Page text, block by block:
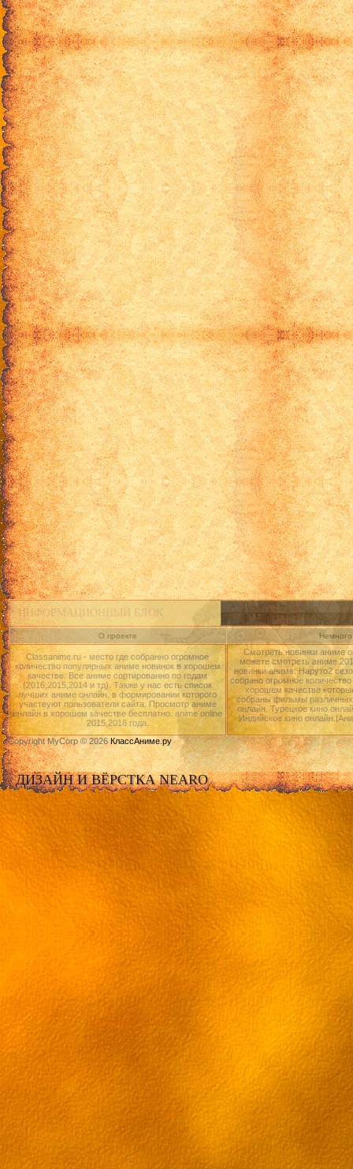
ИНФОРМАЦИОННЫЙ БЛОК
О проекте
Classanime.ru - место где собранно огромное
количество популярных аниме новинок в хорошем
качестве. Все аниме сортированно по годам
(2016,2015,2014 и тд). Также у нас есть список
лучших аниме онлайн, в формировании которого
участвуют пользователи сайта. Просмотр аниме
онлайн в хорошем качестве бесплатно. anime online
2015,2016 года.
Смотреть новинки аниме
можете смотреть аниме
новинки аниме: Наруто2
собрано огромное
хорошем качестве
собраны фильмы различных
онлайн, Турецкое кино
Индийское кино
Copyright MyCorp © 2026КлассАниме.ру
ДИЗАЙН И ВЁРСТКА NEARO